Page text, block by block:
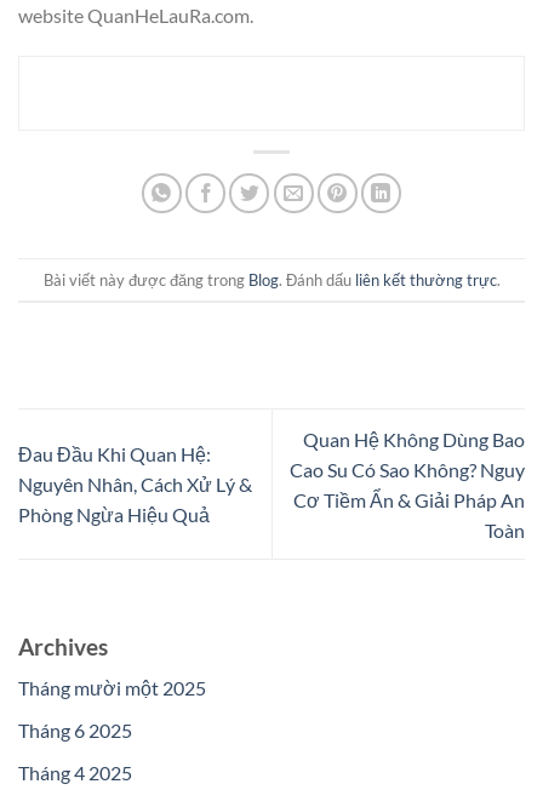
website QuanHeLauRa.com.
Bài viết này được đăng trong Blog. Đánh dấu liên kết thường trực.
Đau Đầu Khi Quan Hệ:
Nguyên Nhân, Cách Xử Lý &
Phòng Ngừa Hiệu Quả
Quan Hệ Không Dùng Bao
Cao Su Có Sao Không? Nguy
Cơ Tiềm Ẩn & Giải Pháp An
Toàn
Archives
Tháng mười một 2025
Tháng 6 2025
Tháng 4 2025